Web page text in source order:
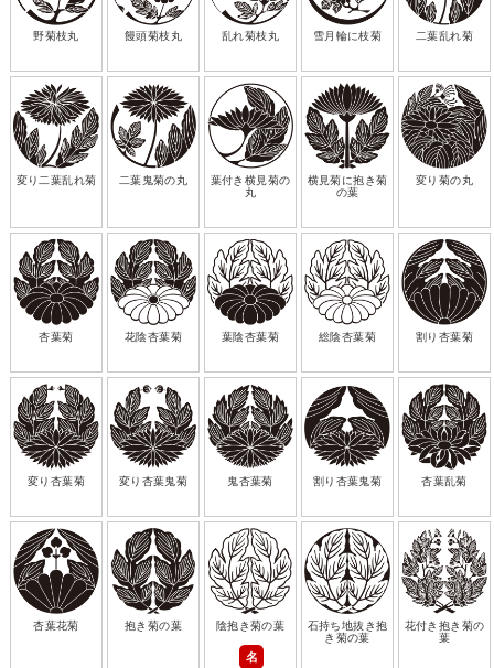
野菊枝丸 饅頭菊枝丸 乱れ菊枝丸 雪月輪に枝菊 二葉乱れ菊
変り二葉乱れ菊 二葉鬼菊の丸
葉付き横見菊の
丸
横見菊に抱き菊
の葉
変り菊の丸
杏葉菊 花陰杏葉菊 葉陰杏葉菊 総陰杏葉菊 割り杏葉菊
変り杏葉菊 変り杏葉鬼菊 鬼杏葉菊 割り杏葉鬼菊 杏葉乱菊
杏葉花菊 抱き菊の葉 陰抱き菊の葉
名
石持ち地抜き抱
き菊の葉
花付き抱き菊の
葉